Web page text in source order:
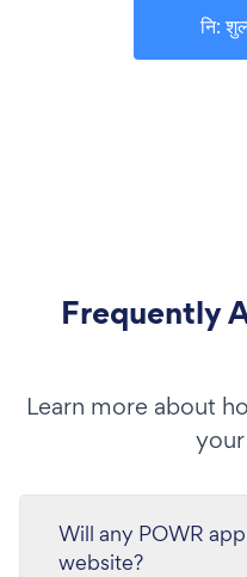
नि:
Frequently
Learn more about
Will any POWR
website?